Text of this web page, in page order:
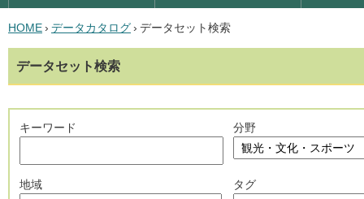
HOME› データカタログ› データセット検索
データセット検索
キーワード 分野
地域 タグ